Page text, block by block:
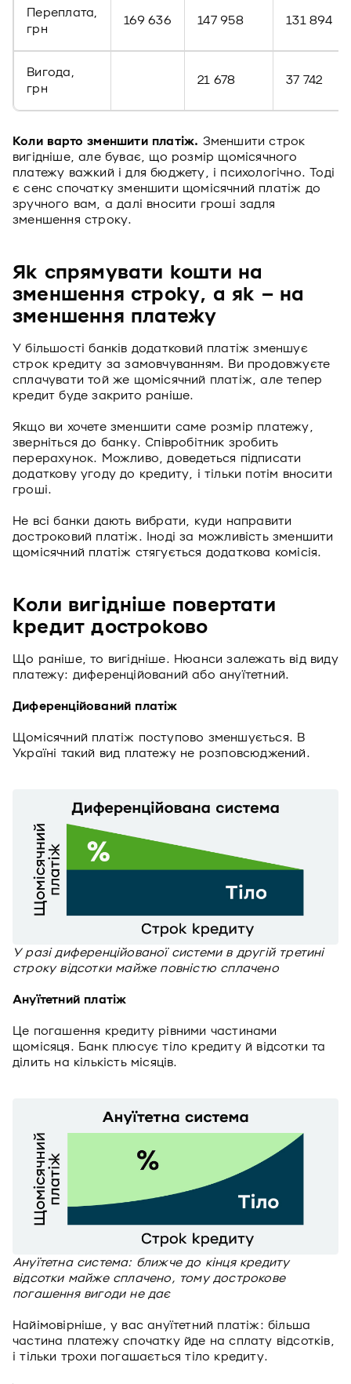
Переплата,
грн
169 636 147 958 131 894
Вигода,
грн
21 678 37 742
Коли варто зменшити платіж. Зменшити строк
вигідніше, але буває, що розмір щомісячного
платежу важкий і для бюджету, і психологічно. Тоді
є сенс спочатку зменшити щомісячний платіж до
зручного вам, а далі вносити гроші задля
зменшення строку.
Як спрямувати кошти на
зменшення строку, а як – на
зменшення платежу
У більшості банків додатковий платіж зменшує
строк кредиту за замовчуванням. Ви продовжуєте
сплачувати той же щомісячний платіж, але тепер
кредит буде закрито раніше.
Якщо ви хочете зменшити саме розмір платежу,
зверніться до банку. Співробітник зробить
перерахунок. Можливо, доведеться підписати
додаткову угоду до кредиту, і тільки потім вносити
гроші.
Не всі банки дають вибрати, куди направити
достроковий платіж. Іноді за можливість зменшити
щомісячний платіж стягується додаткова комісія.
Коли вигідніше повертати
кредит достроково
Що раніше, то вигідніше. Нюанси залежать від виду
платежу: диференційований або ануїтетний.
Диференційований платіж
Щомісячний платіж поступово зменшується. В
Україні такий вид платежу не розповсюджений.
У разі диференційованої системи в другій третині
строку відсотки майже повністю сплачено
Ануїтетний платіж
Це погашення кредиту рівними частинами
щомісяця. Банк плюсує тіло кредиту й відсотки та
ділить на кількість місяців.
Ануїтетна система: ближче до кінця кредиту
відсотки майже сплачено, тому дострокове
погашення вигоди не дає
Найімовірніше, у вас ануїтетний платіж: більша
частина платежу спочатку йде на сплату відсотків,
і тільки трохи погашається тіло кредиту.